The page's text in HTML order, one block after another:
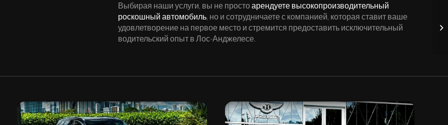
Выбирая наши услуги, вы не простоарендуете высокопроизводительный
роскошный автомобиль, но и сотрудничаете с компанией, которая ставит ваше
удовлетворение на первое место и стремится предоставить исключительный
водительский опыт в Лос-Анджелесе.